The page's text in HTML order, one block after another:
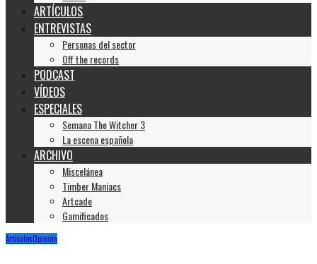
ARTÍCULOS
ENTREVISTAS
Personas del sector
Off the records
PODCAST
VÍDEOS
ESPECIALES
Semana The Witcher 3
La escena española
ARCHIVO
Miscelánea
Timber Maniacs
Artcade
Gamificados
ArtículosOpinión